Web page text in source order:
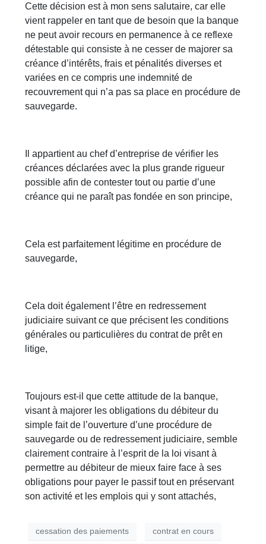
Cette décision est à mon sens salutaire, car elle
vient rappeler en tant que de besoin que la banque
ne peut avoir recours en permanence à ce reflexe
détestable qui consiste à ne cesser de majorer sa
créance d’intérêts, frais et pénalités diverses et
variées en ce compris une indemnité de
recouvrement qui n’a pas sa place en procédure de
sauvegarde.
Il appartient au chef d’entreprise de vérifier les
créances déclarées avec la plus grande rigueur
possible afin de contester tout ou partie d’une
créance qui ne paraît pas fondée en son principe,
Cela est parfaitement légitime en procédure de
sauvegarde,
Cela doit également l’être en redressement
judiciaire suivant ce que précisent les conditions
générales ou particulières du contrat de prêt en
litige,
Toujours est-il que cette attitude de la banque,
visant à majorer les obligations du débiteur du
simple fait de l’ouverture d’une procédure de
sauvegarde ou de redressement judiciaire, semble
clairement contraire à l’esprit de la loi visant à
permettre au débiteur de mieux faire face à ses
obligations pour payer le passif tout en préservant
son activité et les emplois qui y sont attachés,
cessation des paiements contrat en cours